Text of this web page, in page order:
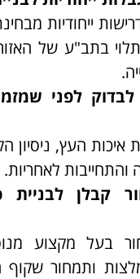
ייחודיות
בתב"ע של
לפני
איכות העץ, ניסיון
והתחייבות לאחריות.
קבלן לבניית
בעל מקצוע
ותמחור